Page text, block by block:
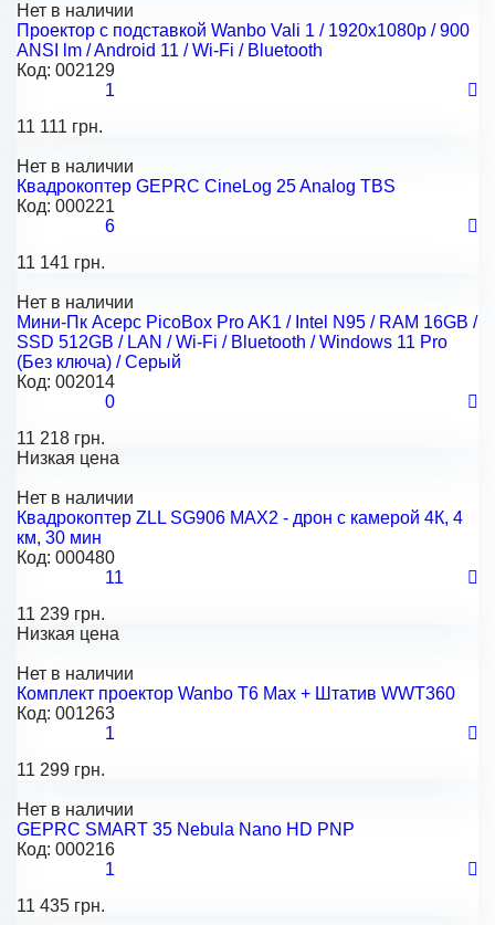
Нет в наличии
Проектор с подставкой Wanbo Vali 1 / 1920x1080p / 900
ANSI lm / Android 11 / Wi-Fi / Bluetooth
Код: 002129
1
11 111 грн.
Нет в наличии
Квадрокоптер GEPRC CineLog 25 Analog TBS
Код: 000221
6
11 141 грн.
Нет в наличии
Мини-Пк Acepc PicoBox Pro AK1 / Intel N95 / RAM 16GB /
SSD 512GB / LAN / Wi-Fi / Bluetooth / Windows 11 Pro
(Без ключа) / Серый
Код: 002014
0
11 218 грн.
Низкая цена
Нет в наличии
Квадрокоптер ZLL SG906 MAX2 - дрон с камерой 4К, 4
км, 30 мин
Код: 000480
11
11 239 грн.
Низкая цена
Нет в наличии
Комплект проектор Wanbo T6 Max + Штатив WWT360
Код: 001263
1
11 299 грн.
Нет в наличии
GEPRC SMART 35 Nebula Nano HD PNP
Код: 000216
1
11 435 грн.